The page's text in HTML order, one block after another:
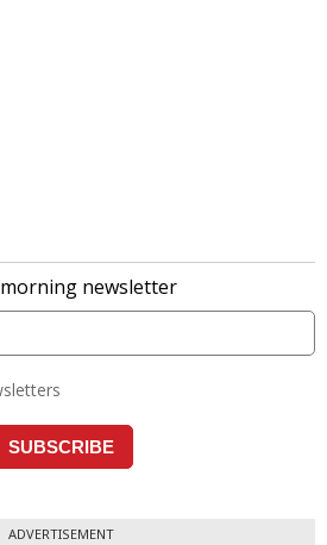
ADVERTISEMENT